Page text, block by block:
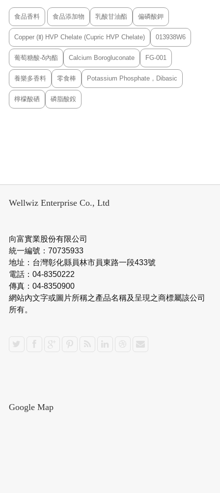
食品香料 食品添加物 乳酸甘油酯 偏磷酸鉀
Copper (Ⅱ) HVP Chelate (Cupric HVP Chelate) 013938W6
葡萄糖酸-δ內酯 Calcium Borogluconate FG-001
養樂多香料 零食棒 Potassium Phosphate，Dibasic
檸檬酸硒 磷脂酸銨
Wellwiz Enterprise Co., Ltd
向富實業股份有限公司
統一編號：70735933
地址：台灣彰化縣員林市員東路一段433號
電話：04-8350222
傳真：04-8350900
網站內文字或圖片所稱之產品名稱及呈現之商標屬該公司
所有。
Google Map